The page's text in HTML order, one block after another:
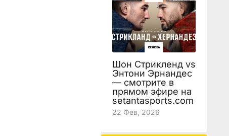
Шон Стрикленд vs
Энтони Эрнандес
— смотрите в
прямом эфире на
setantasports.com
22 Фев, 2026